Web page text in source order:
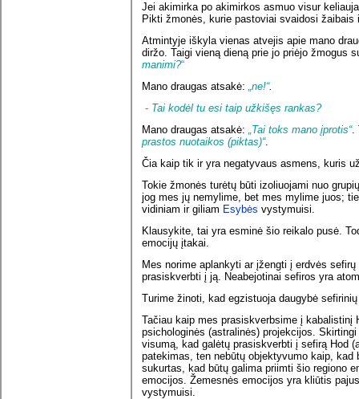
Jei akimirka po akimirkos asmuo visur
Pikti žmonės, kurie pastoviai svaidosi
Atmintyje iškyla vienas atvejis apie mano
diržo. Taigi vieną dieną prie jo priėjo žmogus
manimi?“
Mano draugas atsakė: „ne!“.
- Tai kodėl tu esi taip užkišęs rankas?
Mano draugas atsakė: „Tai toks mano įprotis“.
prastos nuotaikos (piktas)“.
Čia kaip tik ir yra negatyvaus asmens, kuris
Tokie žmonės turėtų būti izoliuojami nuo
jog mes jų nemylime, bet mes mylime juos;
vidiniam ir giliam Esybės vystymuisi.
Klausykite, tai yra esminė šio reikalo pusė.
emocijų įtakai.
Mes norime aplankyti ar įžengti į erdvės
prasiskverbti į ją. Neabejotinai sefiros yra
Turime žinoti, kad egzistuoja daugybė
Tačiau kaip mes prasiskverbsime į kabalistinį
psichologinės (astralinės) projekcijos.
visumą, kad galėtų prasiskverbti į sefirą Hod
patekimas, ten nebūtų objektyvumo kaip, kad
sukurtas, kad būtų galima priimti šio regiono
emocijos. Žemesnės emocijos yra kliūtis
vystymuisi.